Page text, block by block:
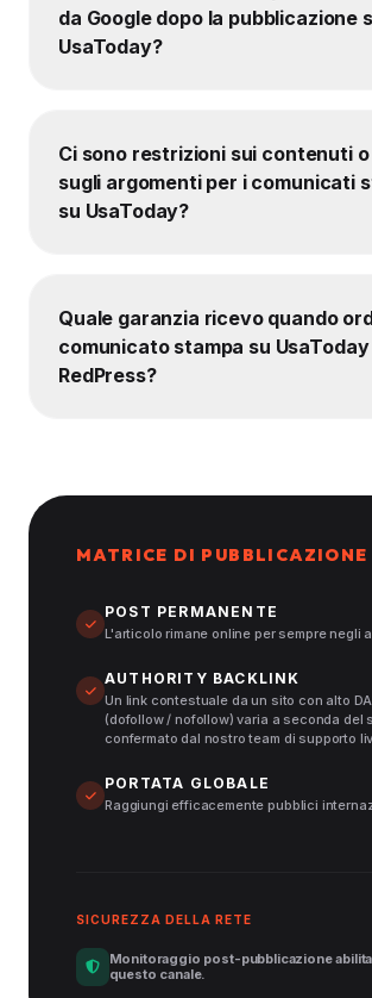
da Google dopo la pubblicazione
UsaToday?
Ci sono restrizioni sui contenuti
sugli argomenti per i comunicati
su UsaToday?
Quale garanzia ricevo quando
comunicato stampa su
RedPress?
MATRICE DI PUBBLICAZIONE
POST PERMANENTE
L'articolo rimane online per sempre negli
AUTHORITY BACKLINK
Un link contestuale da un sito con alto
(dofollow / nofollow) varia a seconda del
confermato dal nostro team di supporto
PORTATA GLOBALE
Raggiungi efficacemente pubblici
SICUREZZA DELLA RETE
Monitoraggio post-pubblicazione
questo canale.